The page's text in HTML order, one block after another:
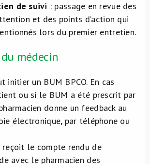
de suivi : passage en revue des
et des points d’action qui
lors du premier entretien.
médecin
initier un BUM BPCO. En cas
ou si le BUM a été prescrit par
donne un feedback au
électronique, par téléphone ou
reçoit le compte rendu de
avec le pharmacien des